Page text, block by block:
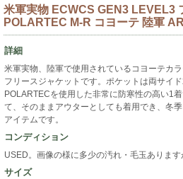
米軍実物 ECWCS GEN3 LEVEL3
POLARTEC M-R コヨーテ 陸軍
詳細
米軍実物、陸軍で使用されているコヨーテカ
フリースジャケットです。ポケットは両サイ
POLARTECを使用した非常に防寒性の高い1
て、そのままアウターとしても着用でき、冬
アイテムです。
コンディション
USED。画像の様に多少の汚れ・毛玉あります
サイズ